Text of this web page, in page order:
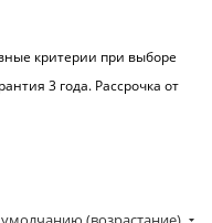
критерии при выборе
3 года. Рассрочка от